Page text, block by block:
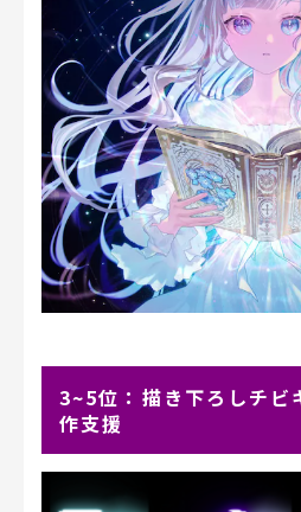
3~5位：描き下ろしチビ
作支援